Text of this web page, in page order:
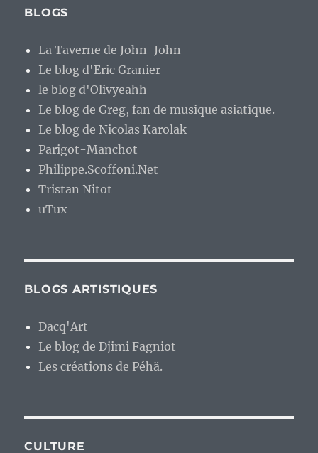
BLOGS
La Taverne de John-John
Le blog d'Eric Granier
le blog d'Olivyeahh
Le blog de Greg, fan de musique asiatique.
Le blog de Nicolas Karolak
Parigot-Manchot
Philippe.Scoffoni.Net
Tristan Nitot
uTux
BLOGS ARTISTIQUES
Dacq'Art
Le blog de Djimi Fagniot
Les créations de Péhä.
CULTURE